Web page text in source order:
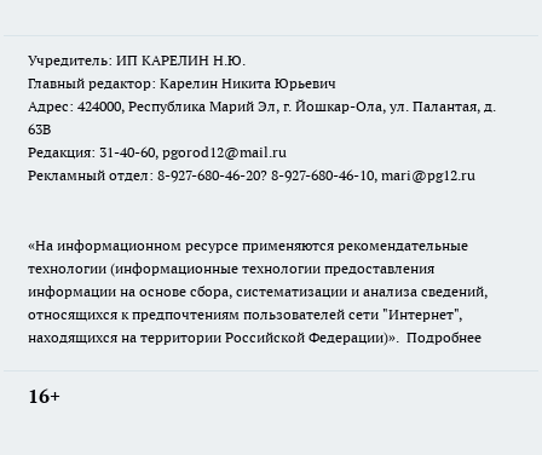
Учредитель: ИП КАРЕЛИН Н.Ю.
Главный редактор: Карелин Никита Юрьевич
Адрес: 424000, Республика Марий Эл, г. Йошкар-Ола, ул. Палантая, д.
63В
Редакция: 31-40-60, pgorod12@mail.ru
Рекламный отдел: 8-927-680-46-20? 8-927-680-46-10, mari@pg12.ru
«На информационном ресурсе применяются рекомендательные
технологии (информационные технологии предоставления
информации на основе сбора, систематизации и анализа сведений,
относящихся к предпочтениям пользователей сети "Интернет",
находящихся на территории Российской Федерации)». Подробнее
16+